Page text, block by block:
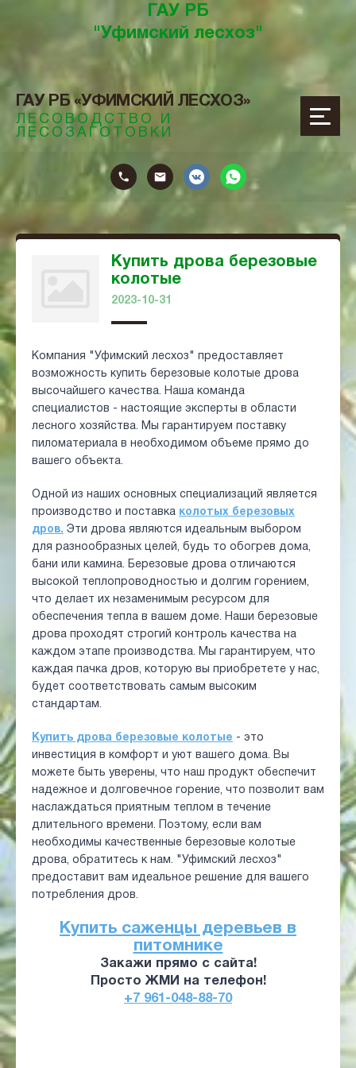
ГАУ РБ
"Уфимский лесхоз"
ГАУ РБ «УФИМСКИЙ ЛЕСХОЗ»
ЛЕСОВОДСТВО И
ЛЕСОЗАГОТОВКИ
Купить дрова березовые
колотые
2023-10-31
Компания "Уфимский лесхоз" предоставляет
возможность купить березовые колотые дрова
высочайшего качества. Наша команда
специалистов - настоящие эксперты в области
лесного хозяйства. Мы гарантируем поставку
пиломатериала в необходимом объеме прямо до
вашего объекта.
Одной из наших основных специализаций является
производство и поставка колотых березовых
дров. Эти дрова являются идеальным выбором
для разнообразных целей, будь то обогрев дома,
бани или камина. Березовые дрова отличаются
высокой теплопроводностью и долгим горением,
что делает их незаменимым ресурсом для
обеспечения тепла в вашем доме. Наши березовые
дрова проходят строгий контроль качества на
каждом этапе производства. Мы гарантируем, что
каждая пачка дров, которую вы приобретете у нас,
будет соответствовать самым высоким
стандартам.
Купить дрова березовые колотые - это
инвестиция в комфорт и уют вашего дома. Вы
можете быть уверены, что наш продукт обеспечит
надежное и долговечное горение, что позволит вам
наслаждаться приятным теплом в течение
длительного времени. Поэтому, если вам
необходимы качественные березовые колотые
дрова, обратитесь к нам. "Уфимский лесхоз"
предоставит вам идеальное решение для вашего
потребления дров.
Купить саженцы деревьев в
питомнике
Закажи прямо с сайта!
Просто ЖМИ на телефон!
+7 961-048-88-70